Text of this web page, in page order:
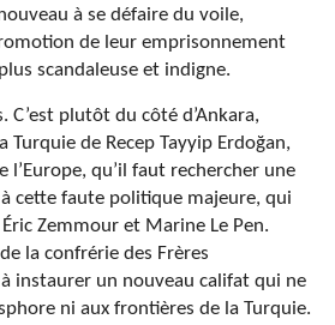
à se défaire du voile,
de leur emprisonnement
scandaleuse et indigne.
C’est plutôt du côté d’Ankara,
de Recep Tayyip Erdoğan,
l’Europe, qu’il faut rechercher une
cette faute politique majeure, qui
Zemmour et Marine Le Pen.
la confrérie des Frères
instaurer un nouveau califat qui ne
ni aux frontières de la Turquie.